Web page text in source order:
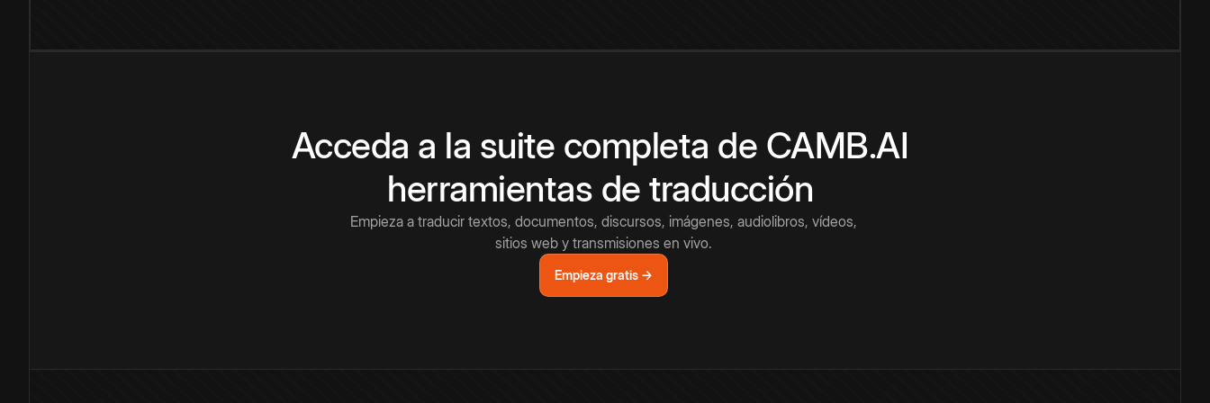
Acceda a la suite completa de CAMB.AI
herramientas de traducción
Empieza a traducir textos, documentos, discursos, imágenes, audiolibros, vídeos,
sitios web y transmisiones en vivo.
Empieza gratis →